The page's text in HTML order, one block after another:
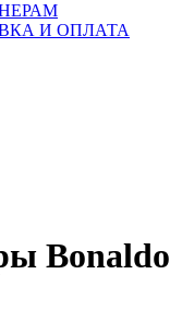
И ОПЛАТА
Bonaldo